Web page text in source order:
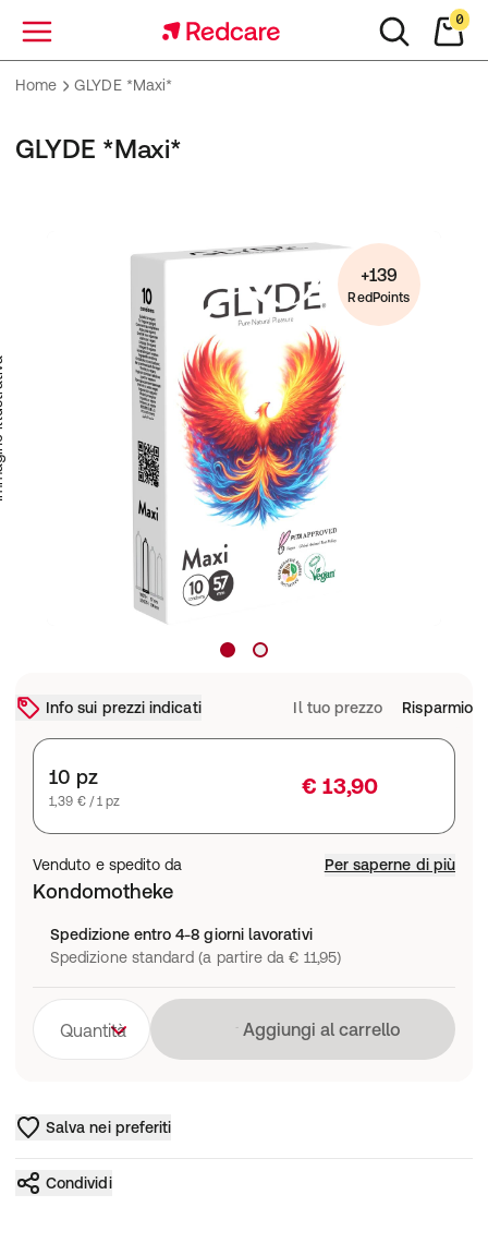
Menu
0
Home GLYDE *Maxi*
GLYDE *Maxi*
+139
RedPoints
Info sui prezzi indicati Il tuo prezzo Risparmio
10 pz
1,39 € / 1 pz
€ 13,90
Venduto e spedito da Per saperne di più
Kondomotheke
Spedizione entro 4-8 giorni lavorativi
Spedizione standard (a partire da € 11,95)
Quantità Caricamento in
Aggiungi al carrello
Salva nei preferiti
Condividi